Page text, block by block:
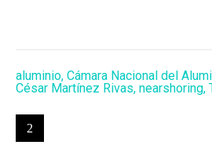
aluminio, Cámara Nacional del
César Martínez Rivas, nearshoring,